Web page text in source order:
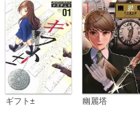
ギフト± 幽麗塔